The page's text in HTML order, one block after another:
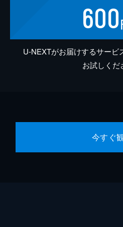
600
U-NEXTがお届けするサービ
お試しくだ
今すぐ